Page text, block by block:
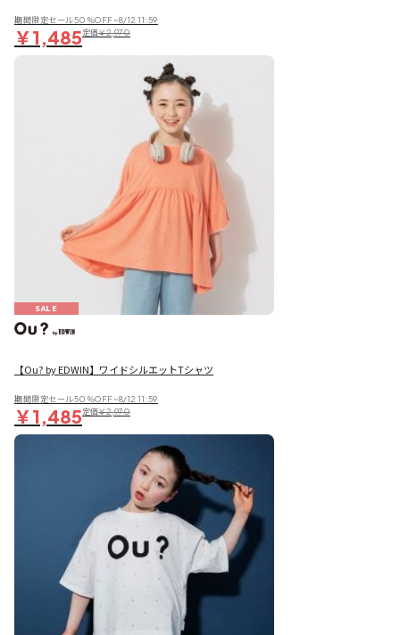
期間限定セール50％OFF~8/12 11:59
￥1,485定価￥2,970
SALE
【Ou? by EDWIN】ワイドシルエットTシャツ
期間限定セール50％OFF~8/12 11:59
￥1,485定価￥2,970